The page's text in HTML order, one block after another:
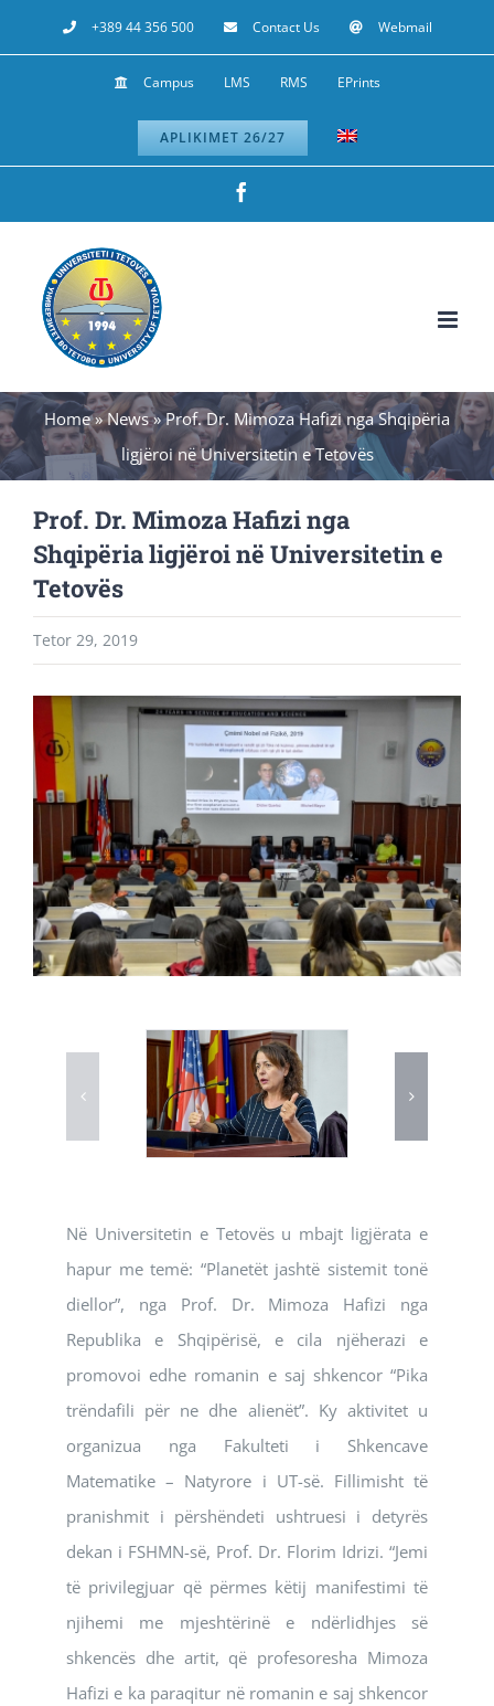
to
+389 44 356 500 Contact Us Webmail
Campus LMS RMS EPrints
APLIKIMET 26/27
Home»News»Prof. Dr. Mimoza Hafizi nga Shqipëria
ligjëroi në Universitetin e Tetovës
Prof. Dr. Mimoza Hafizi nga
Shqipëria ligjëroi në Universitetin e
Tetovës
Tetor 29, 2019
View
Larger
Image
Në Universitetin e Tetovës u mbajt ligjërata e
hapur me temë: “Planetët jashtë sistemit tonë
diellor”, nga Prof. Dr. Mimoza Hafizi nga
Republika e Shqipërisë, e cila njëherazi e
promovoi edhe romanin e saj shkencor “Pika
trëndafili për ne dhe alienët”. Ky aktivitet u
organizua nga Fakulteti i Shkencave
Matematike – Natyrore i UT-së. Fillimisht të
pranishmit i përshëndeti ushtruesi i detyrës
dekan i FSHMN-së, Prof. Dr. Florim Idrizi. “Jemi
të privilegjuar që përmes këtij manifestimi të
njihemi me mjeshtërinë e ndërlidhjes së
shkencës dhe artit, që profesoresha Mimoza
Hafizi e ka paraqitur në romanin e saj shkencor